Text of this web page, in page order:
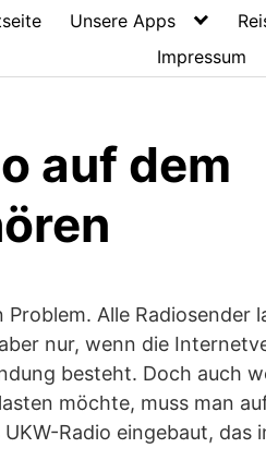
Unsere Apps
Impressum
auf dem
Problem. Alle Radiosender
nur, wenn die
besteht. Doch auch
möchte, muss man
Radio eingebaut, das